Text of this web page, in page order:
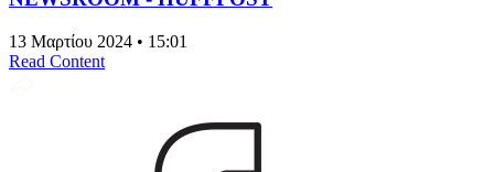
13 Μαρτίου 2024 • 15:01
Read Content